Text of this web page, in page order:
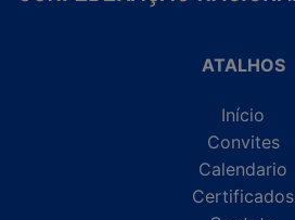
ATALHOS
Início
Convites
Calendario
Certificados